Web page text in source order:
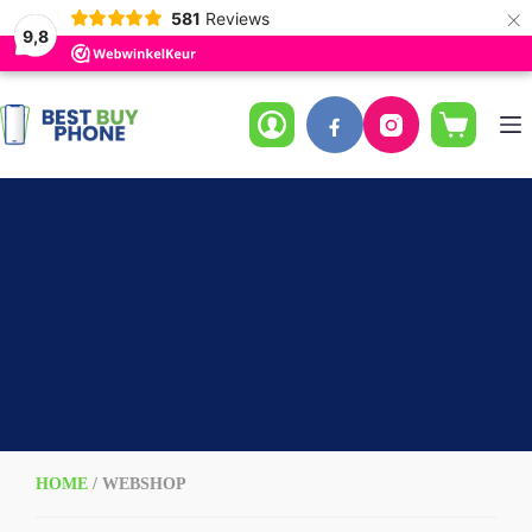
9,8
581 Reviews ×
Ga
naar
de
inhoud
HOME / WEBSHOP